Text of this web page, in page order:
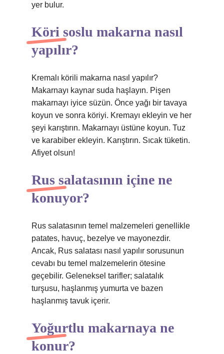
yer bulur.
Köri soslu makarna nasıl
yapılır?
Kremalı körili makarna nasıl yapılır?
Makarnayı kaynar suda haşlayın. Pişen
makarnayı iyice süzün. Önce yağı bir tavaya
koyun ve sonra köriyi. Kremayı ekleyin ve her
şeyi karıştırın. Makarnayı üstüne koyun. Tuz
ve karabiber ekleyin. Karıştırın. Sıcak tüketin.
Afiyet olsun!
Rus salatasının içine ne
konuyor?
Rus salatasının temel malzemeleri genellikle
patates, havuç, bezelye ve mayonezdir.
Ancak, Rus salatası nasıl yapılır sorusunun
cevabı bu temel malzemelerin ötesine
geçebilir. Geleneksel tarifler; salatalık
turşusu, haşlanmış yumurta ve bazen
haşlanmış tavuk içerir.
Yoğurtlu makarnaya ne
konur?